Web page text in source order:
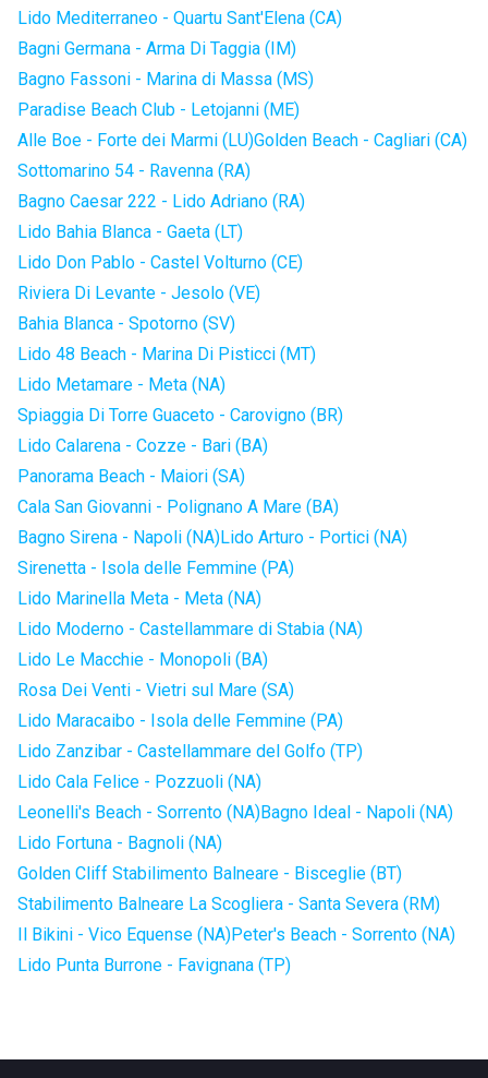
Lido Mediterraneo - Quartu Sant'Elena (CA)
Bagni Germana - Arma Di Taggia (IM)
Bagno Fassoni - Marina di Massa (MS)
Paradise Beach Club - Letojanni (ME)
Alle Boe - Forte dei Marmi (LU)Golden Beach - Cagliari (CA)
Sottomarino 54 - Ravenna (RA)
Bagno Caesar 222 - Lido Adriano (RA)
Lido Bahia Blanca - Gaeta (LT)
Lido Don Pablo - Castel Volturno (CE)
Riviera Di Levante - Jesolo (VE)
Bahia Blanca - Spotorno (SV)
Lido 48 Beach - Marina Di Pisticci (MT)
Lido Metamare - Meta (NA)
Spiaggia Di Torre Guaceto - Carovigno (BR)
Lido Calarena - Cozze - Bari (BA)
Panorama Beach - Maiori (SA)
Cala San Giovanni - Polignano A Mare (BA)
Bagno Sirena - Napoli (NA)Lido Arturo - Portici (NA)
Sirenetta - Isola delle Femmine (PA)
Lido Marinella Meta - Meta (NA)
Lido Moderno - Castellammare di Stabia (NA)
Lido Le Macchie - Monopoli (BA)
Rosa Dei Venti - Vietri sul Mare (SA)
Lido Maracaibo - Isola delle Femmine (PA)
Lido Zanzibar - Castellammare del Golfo (TP)
Lido Cala Felice - Pozzuoli (NA)
Leonelli's Beach - Sorrento (NA)Bagno Ideal - Napoli (NA)
Lido Fortuna - Bagnoli (NA)
Golden Cliff Stabilimento Balneare - Bisceglie (BT)
Stabilimento Balneare La Scogliera - Santa Severa (RM)
Il Bikini - Vico Equense (NA)Peter's Beach - Sorrento (NA)
Lido Punta Burrone - Favignana (TP)